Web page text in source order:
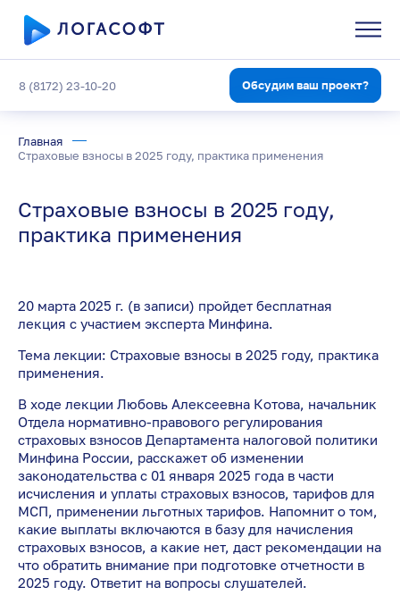
8 (8172) 23-10-20 Обсудим ваш проект?
Главная
Страховые взносы в 2025 году, практика применения
Страховые взносы в 2025 году,
практика применения
20 марта 2025 г. (в записи) пройдет бесплатная
лекция с участием эксперта Минфина.
Тема лекции: Страховые взносы в 2025 году, практика
применения.
В ходе лекции Любовь Алексеевна Котова, начальник
Отдела нормативно-правового регулирования
страховых взносов Департамента налоговой политики
Минфина России, расскажет об изменении
законодательства с 01 января 2025 года в части
исчисления и уплаты страховых взносов, тарифов для
МСП, применении льготных тарифов. Напомнит о том,
какие выплаты включаются в базу для начисления
страховых взносов, а какие нет, даст рекомендации на
что обратить внимание при подготовке отчетности в
2025 году. Ответит на вопросы слушателей.